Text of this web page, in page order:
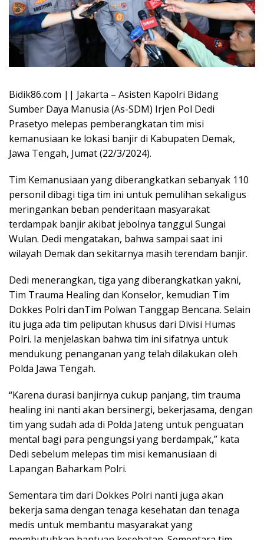
Bidik86.com || Jakarta – Asisten Kapolri Bidang
Sumber Daya Manusia (As-SDM) Irjen Pol Dedi
Prasetyo melepas pemberangkatan tim misi
kemanusiaan ke lokasi banjir di Kabupaten Demak,
Jawa Tengah, Jumat (22/3/2024).
Tim Kemanusiaan yang diberangkatkan sebanyak 110
personil dibagi tiga tim ini untuk pemulihan sekaligus
meringankan beban penderitaan masyarakat
terdampak banjir akibat jebolnya tanggul Sungai
Wulan. Dedi mengatakan, bahwa sampai saat ini
wilayah Demak dan sekitarnya masih terendam banjir.
Dedi menerangkan, tiga yang diberangkatkan yakni,
Tim Trauma Healing dan Konselor, kemudian Tim
Dokkes Polri danTim Polwan Tanggap Bencana. Selain
itu juga ada tim peliputan khusus dari Divisi Humas
Polri. Ia menjelaskan bahwa tim ini sifatnya untuk
mendukung penanganan yang telah dilakukan oleh
Polda Jawa Tengah.
“Karena durasi banjirnya cukup panjang, tim trauma
healing ini nanti akan bersinergi, bekerjasama, dengan
tim yang sudah ada di Polda Jateng untuk penguatan
mental bagi para pengungsi yang berdampak,” kata
Dedi sebelum melepas tim misi kemanusiaan di
Lapangan Baharkam Polri.
Sementara tim dari Dokkes Polri nanti juga akan
bekerja sama dengan tenaga kesehatan dan tenaga
medis untuk membantu masyarakat yang